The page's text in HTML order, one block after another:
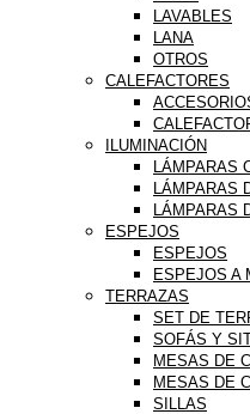
LAVABLES
LANA
OTROS
CALEFACTORES
ILUMINACIÓN
LÁMPARAS
LÁMPARAS
LÁMPARAS
ESPEJOS
ESPEJOS
ESPEJOS A
TERRAZAS
SET DE
SOFÁS Y
MESAS DE
MESAS DE
SILLAS